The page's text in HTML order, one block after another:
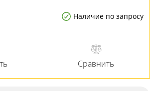
Наличие по запросу